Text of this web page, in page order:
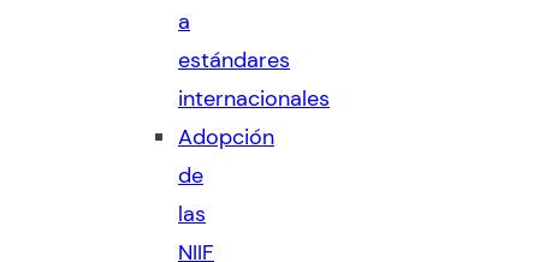
a
estándares
internacionales
Adopción
de
las
NIIF